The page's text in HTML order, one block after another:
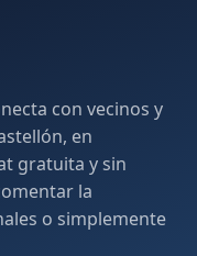
con vecinos y
en
gratuita y sin
la
o simplemente